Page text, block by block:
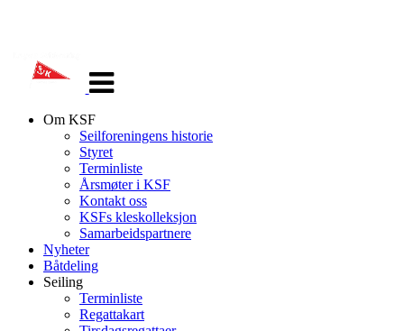
navigasjon
Om KSF
Seilforeningens historie
Styret
Terminliste
Årsmøter i KSF
Kontakt oss
KSFs kleskolleksjon
Samarbeidspartnere
Nyheter
Båtdeling
Seiling
Terminliste
Regattakart